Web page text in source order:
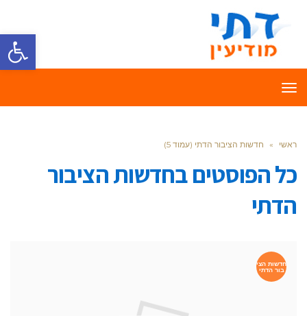
פתח
תפריט
ראשי » חדשות הציבור הדתי (עמוד 5)
כל הפוסטים בחדשות הציבור
הדתי
חדשות הצי
בור הדתי